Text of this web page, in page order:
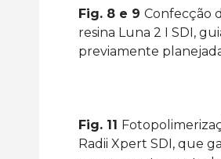
Fig. 8 e 9 Confecção
resina Luna 2 I SDI,
previamente
Fig. 11
Radii Xpert SDI, que